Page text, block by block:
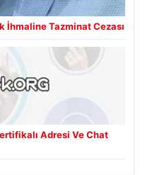
İhmaline Tazminat Cezası
Adresi Ve Chat